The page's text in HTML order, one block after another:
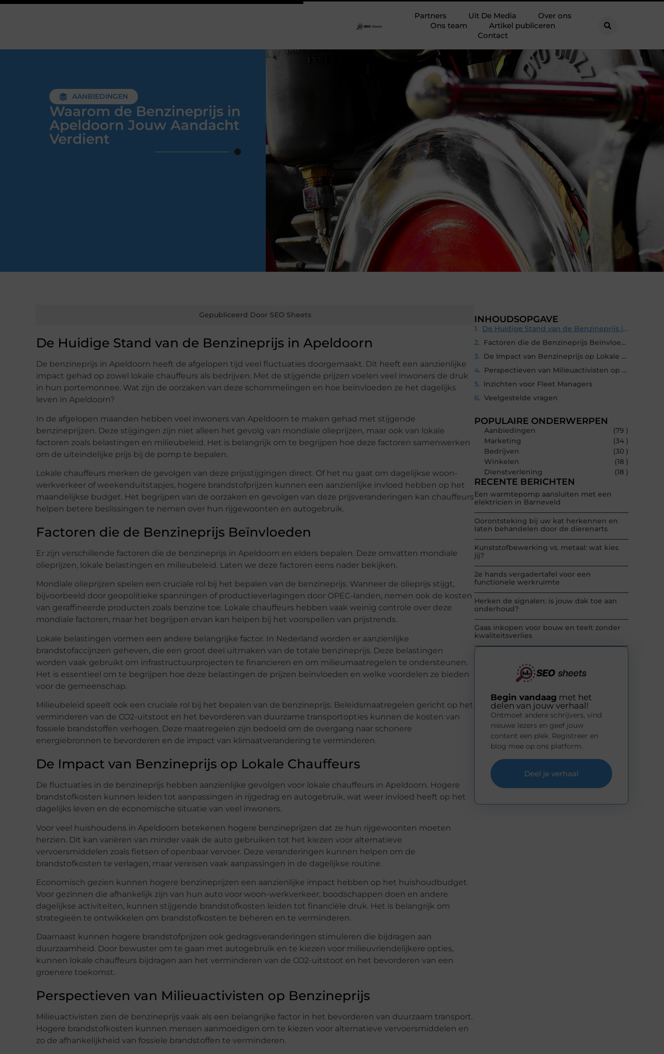
Partners Uit De Media
Over ons
Ons team
Artikel publiceren
Contact
AANBIEDINGEN
Waarom de Benzineprijs in
Apeldoorn Jouw Aandacht
Verdient
Gepubliceerd Door SEO Sheets
De Huidige Stand van de Benzineprijs in Apeldoorn
De benzineprijs in Apeldoorn heeft de afgelopen tijd veel fluctuaties doorgemaakt. Dit heeft een aanzienlijke
impact gehad op zowel lokale chauffeurs als bedrijven. Met de stijgende prijzen voelen veel inwoners de druk
in hun portemonnee. Wat zijn de oorzaken van deze schommelingen en hoe beïnvloeden ze het dagelijks
leven in Apeldoorn?
In de afgelopen maanden hebben veel inwoners van Apeldoorn te maken gehad met stijgende
benzineprijzen. Deze stijgingen zijn niet alleen het gevolg van mondiale olieprijzen, maar ook van lokale
factoren zoals belastingen en milieubeleid. Het is belangrijk om te begrijpen hoe deze factoren samenwerken
om de uiteindelijke prijs bij de pomp te bepalen.
Lokale chauffeurs merken de gevolgen van deze prijsstijgingen direct. Of het nu gaat om dagelijkse woon-
werkverkeer of weekenduitstapjes, hogere brandstofprijzen kunnen een aanzienlijke invloed hebben op het
maandelijkse budget. Het begrijpen van de oorzaken en gevolgen van deze prijsveranderingen kan chauffeurs
helpen betere beslissingen te nemen over hun rijgewoonten en autogebruik.
Factoren die de Benzineprijs Beïnvloeden
Er zijn verschillende factoren die de benzineprijs in Apeldoorn en elders bepalen. Deze omvatten mondiale
olieprijzen, lokale belastingen en milieubeleid. Laten we deze factoren eens nader bekijken.
Mondiale olieprijzen spelen een cruciale rol bij het bepalen van de benzineprijs. Wanneer de olieprijs stijgt,
bijvoorbeeld door geopolitieke spanningen of productieverlagingen door OPEC-landen, nemen ook de kosten
van geraffineerde producten zoals benzine toe. Lokale chauffeurs hebben vaak weinig controle over deze
mondiale factoren, maar het begrijpen ervan kan helpen bij het voorspellen van prijstrends.
Lokale belastingen vormen een andere belangrijke factor. In Nederland worden er aanzienlijke
brandstofaccijnzen geheven, die een groot deel uitmaken van de totale benzineprijs. Deze belastingen
worden vaak gebruikt om infrastructuurprojecten te financieren en om milieumaatregelen te ondersteunen.
Het is essentieel om te begrijpen hoe deze belastingen de prijzen beïnvloeden en welke voordelen ze bieden
voor de gemeenschap.
Milieubeleid speelt ook een cruciale rol bij het bepalen van de benzineprijs. Beleidsmaatregelen gericht op het
verminderen van de CO2-uitstoot en het bevorderen van duurzame transportopties kunnen de kosten van
fossiele brandstoffen verhogen. Deze maatregelen zijn bedoeld om de overgang naar schonere
energiebronnen te bevorderen en de impact van klimaatverandering te verminderen.
De Impact van Benzineprijs op Lokale Chauffeurs
De fluctuaties in de benzineprijs hebben aanzienlijke gevolgen voor lokale chauffeurs in Apeldoorn. Hogere
brandstofkosten kunnen leiden tot aanpassingen in rijgedrag en autogebruik, wat weer invloed heeft op het
dagelijks leven en de economische situatie van veel inwoners.
Voor veel huishoudens in Apeldoorn betekenen hogere benzineprijzen dat ze hun rijgewoonten moeten
herzien. Dit kan variëren van minder vaak de auto gebruiken tot het kiezen voor alternatieve
vervoersmiddelen zoals fietsen of openbaar vervoer. Deze veranderingen kunnen helpen om de
brandstofkosten te verlagen, maar vereisen vaak aanpassingen in de dagelijkse routine.
Economisch gezien kunnen hogere benzineprijzen een aanzienlijke impact hebben op het huishoudbudget.
Voor gezinnen die afhankelijk zijn van hun auto voor woon-werkverkeer, boodschappen doen en andere
dagelijkse activiteiten, kunnen stijgende brandstofkosten leiden tot financiële druk. Het is belangrijk om
strategieën te ontwikkelen om brandstofkosten te beheren en te verminderen.
Daarnaast kunnen hogere brandstofprijzen ook gedragsveranderingen stimuleren die bijdragen aan
duurzaamheid. Door bewuster om te gaan met autogebruik en te kiezen voor milieuvriendelijkere opties,
kunnen lokale chauffeurs bijdragen aan het verminderen van de CO2-uitstoot en het bevorderen van een
groenere toekomst.
Perspectieven van Milieuactivisten op Benzineprijs
Milieuactivisten zien de benzineprijs vaak als een belangrijke factor in het bevorderen van duurzaam transport.
Hogere brandstofkosten kunnen mensen aanmoedigen om te kiezen voor alternatieve vervoersmiddelen en
zo de afhankelijkheid van fossiele brandstoffen te verminderen.
INHOUDSOPGAVE
De Huidige Stand van de Benzineprijs in Apeldoorn
Factoren die de Benzineprijs Beïnvloeden
De Impact van Benzineprijs op Lokale Chauffeurs
Perspectieven van Milieuactivisten op Benzineprijs
Inzichten voor Fleet Managers
Veelgestelde vragen
POPULAIRE ONDERWERPEN
Aanbiedingen
(79 )
Marketing
(34 )
Bedrijven
(30 )
Winkelen
(18 )
Dienstverlening
(18 )
RECENTE BERICHTEN
Een warmtepomp aansluiten met een
elektricien in Barneveld
Oorontsteking bij uw kat herkennen en
laten behandelen door de dierenarts
Kunststofbewerking vs. metaal: wat kies
jij?
2e hands vergadertafel voor een
functionele werkruimte
Herken de signalen: is jouw dak toe aan
onderhoud?
Gaas inkopen voor bouw en teelt zonder
kwaliteitsverlies
Begin vandaag met het
delen van jouw verhaal!
Ontmoet andere schrijvers, vind
nieuwe lezers en geef jouw
content een plek. Registreer en
blog mee op ons platform.
Deel je verhaal